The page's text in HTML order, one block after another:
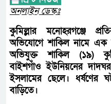
অনলাইন ডেস্কঃ
কুমিল্লার মনোহরগঞ্জে
অভিযোগে শাকিল নামে এক
অভিযুক্ত শাকিল (১৯)
বাইশগাঁও ইউনিয়নের
ইসলামের ছেলে। ধর্ষণের
বাড়িতে।